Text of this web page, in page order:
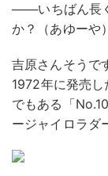
───いちばん長
か？（あゆーや）
吉原さんそうで
1972年に発売
でもある「
ージャイロラダ